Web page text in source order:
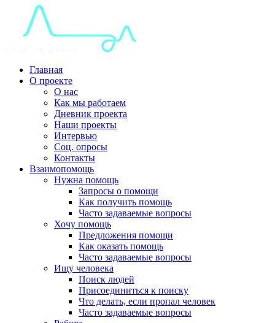
Главная
О проекте
О нас
Как мы работаем
Дневник проекта
Наши проекты
Интервью
Соц. опросы
Контакты
Взаимопомощь
Нужна помощь
Запросы о помощи
Как получить помощь
Часто задаваемые вопросы
Хочу помощь
Предложения помощи
Как оказать помощь
Часто задаваемые вопросы
Ищу человека
Поиск людей
Присоединиться к поиску
Что делать, если пропал человек
Часто задаваемые вопросы